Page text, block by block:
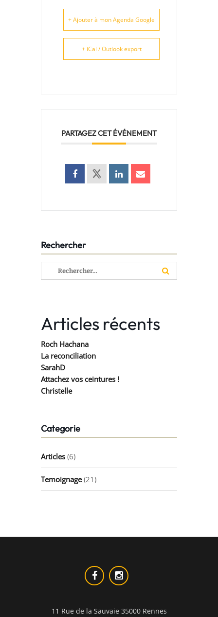
+ Ajouter à mon Agenda Google
+ iCal / Outlook export
PARTAGEZ CET ÉVÉNEMENT
Rechercher
Rechercher :
Articles récents
Roch Hachana
La reconciliation
SarahD
Attachez vos ceintures !
Christelle
Categorie
Articles (6)
Temoignage(21)
11 Rue de la Sauvaie 35000 Rennes